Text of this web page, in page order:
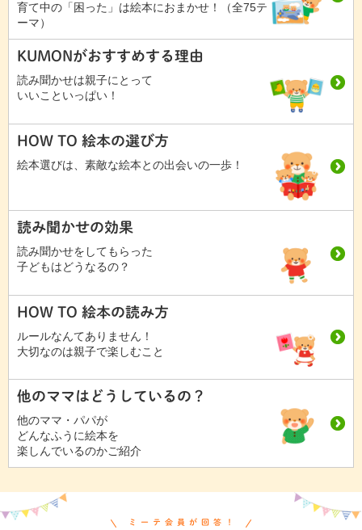
育て中の「困った」は絵本におまかせ！（全75テ
ーマ）
KUMONがおすすめする理由
読み聞かせは親子にとって
いいこといっぱい！
HOW TO 絵本の選び方
絵本選びは、素敵な絵本との出会いの一歩！
読み聞かせの効果
読み聞かせをしてもらった
子どもはどうなるの？
HOW TO 絵本の読み方
ルールなんてありません！
大切なのは親子で楽しむこと
他のママはどうしているの？
他のママ・パパが
どんなふうに絵本を
楽しんでいるのかご紹介
ミーテ会員が回答！